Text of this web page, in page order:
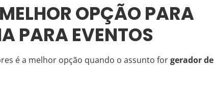
OPÇÃO PARA
PARA EVENTOS
é a melhor opção quando o assunto forgerador de